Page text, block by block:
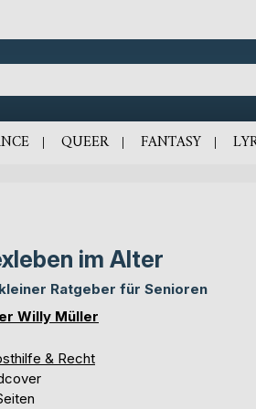
QUEER FANTASY
im Alter
Ratgeber für Senioren
Willy Müller
& Recht